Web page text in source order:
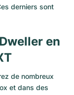
derniers sont
en
de nombreux
et dans des